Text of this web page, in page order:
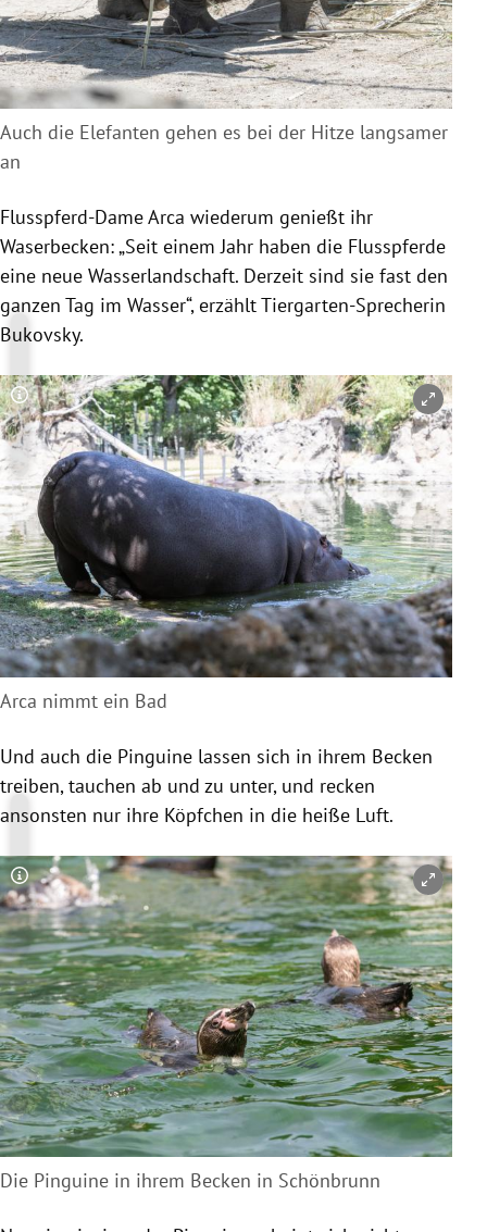
Auch die Elefanten gehen es bei der Hitze langsamer
an
Flusspferd-Dame Arca wiederum genießt ihr
Waserbecken: „Seit einem Jahr haben die Flusspferde
eine neue Wasserlandschaft. Derzeit sind sie fast den
ganzen Tag im Wasser“, erzählt Tiergarten-Sprecherin
Bukovsky.
Copyright-Hinweis öffnen/schließen
Arca nimmt ein Bad
Und auch die Pinguine lassen sich in ihrem Becken
treiben, tauchen ab und zu unter, und recken
ansonsten nur ihre Köpfchen in die heiße Luft.
Copyright-Hinweis öffnen/schließen
Die Pinguine in ihrem Becken in Schönbrunn